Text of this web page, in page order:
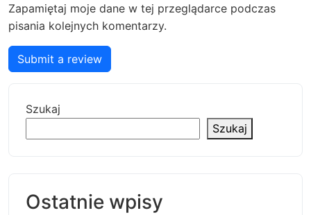
Zapamiętaj moje dane w tej przeglądarce podczas
pisania kolejnych komentarzy.
Submit a review
Szukaj
Szukaj
Ostatnie wpisy